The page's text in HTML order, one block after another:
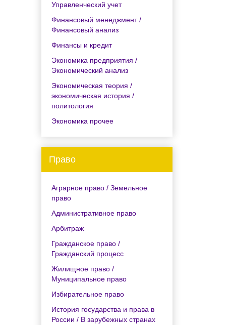
Управленческий учет
Финансовый менеджмент /
Финансовый анализ
Финансы и кредит
Экономика предприятия /
Экономический анализ
Экономическая теория /
экономическая история /
политология
Экономика прочее
Право
Аграрное право / Земельное
право
Административное право
Арбитраж
Гражданское право /
Гражданский процесс
Жилищное право /
Муниципальное право
Избирательное право
История государства и права в
России / В зарубежных странах